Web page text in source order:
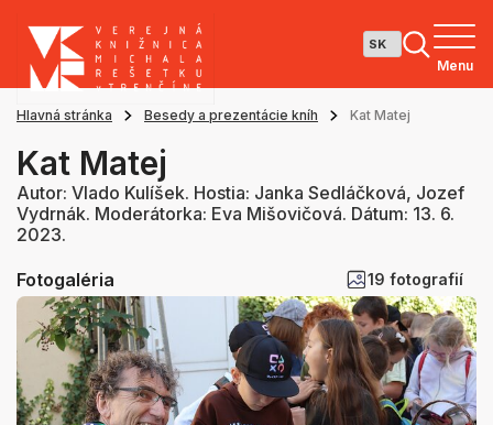
Menu
Hlavná stránka Besedy a prezentácie kníh Kat Matej
Kat Matej
Autor: Vlado Kulíšek. Hostia: Janka Sedláčková, Jozef
Vydrnák. Moderátorka: Eva Mišovičová. Dátum: 13. 6.
2023.
Fotogaléria 19 fotografií